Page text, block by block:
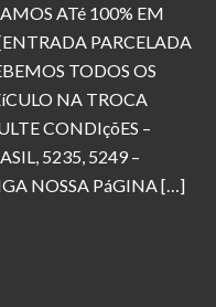
ATé 100% EM
PARCELADA
TODOS OS
NA TROCA
CONDIçõES –
5235, 5249 –
NOSSA PáGINA […]